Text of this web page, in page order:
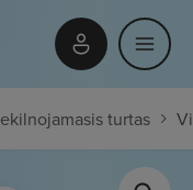
turtas